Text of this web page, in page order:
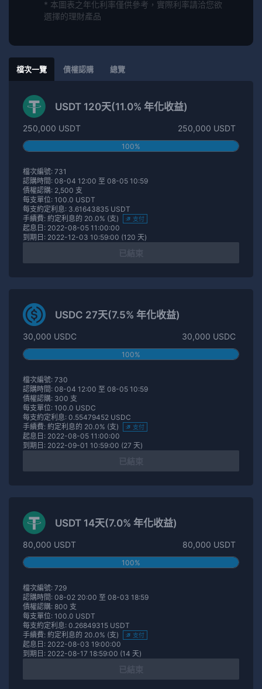
* 本圖表之年化利率僅供參考，實際利率請洽您欲
選擇的理財產品
檔次一覽 債權認購 總覽
USDT 120天(11.0% 年化收益)
250,000 USDT 250,000 USDT
100%
檔次編號: 731
認購時間: 08-04 12:00 至 08-05 10:59
債權認購: 2,500 支
每支單位: 100.0 USDT
每支約定利息: 3.61643835 USDT
手續費: 約定利息的 20.0% (支)
支付
起息日: 2022-08-05 11:00:00
到期日: 2022-12-03 10:59:00 (120 天)
USDC 27天(7.5% 年化收益)
30,000 USDC 30,000 USDC
100%
檔次編號: 730
認購時間: 08-04 12:00 至 08-05 10:59
債權認購: 300 支
每支單位: 100.0 USDC
每支約定利息: 0.55479452 USDC
手續費: 約定利息的 20.0% (支)
支付
起息日: 2022-08-05 11:00:00
到期日: 2022-09-01 10:59:00 (27 天)
USDT 14天(7.0% 年化收益)
80,000 USDT 80,000 USDT
100%
檔次編號: 729
認購時間: 08-02 20:00 至 08-03 18:59
債權認購: 800 支
每支單位: 100.0 USDT
每支約定利息: 0.26849315 USDT
手續費: 約定利息的 20.0% (支)
支付
起息日: 2022-08-03 19:00:00
到期日: 2022-08-17 18:59:00 (14 天)